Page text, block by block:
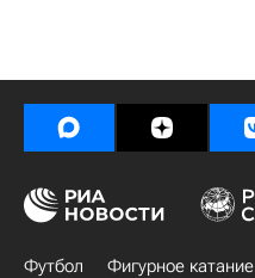
Футбол Фигурное катание